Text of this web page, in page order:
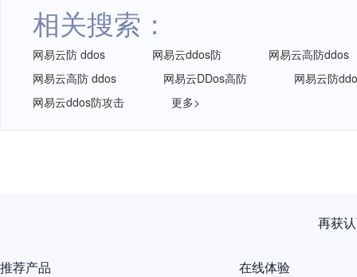
相关搜索：
网易云防 ddos 网易云ddos防
网易云高防ddos
网易云高防 ddos
网易云DDos高防
网易云防
网易云ddos防攻击
更多>
再获
推荐产品 在线体验